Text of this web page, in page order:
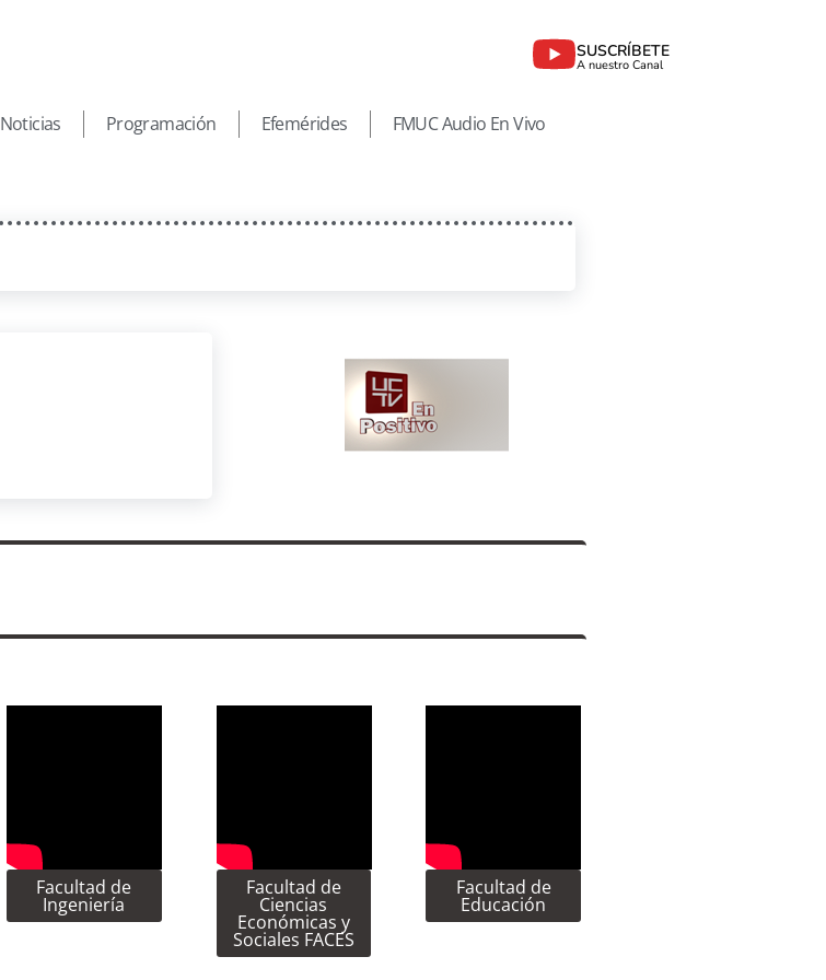
SUSCRÍBETE
A nuestro Canal
Noticias Programación Efemérides FMUC Audio En Vivo
Facultad de
Ingeniería
Facultad de
Ciencias
Económicas y
Sociales FACES
Facultad de
Educación